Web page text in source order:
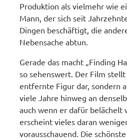
Produktion als vielmehr wie
Mann, der sich seit
Dingen beschäftigt, die
Nebensache abtun.
Gerade das macht „Finding
so sehenswert. Der Film
entfernte Figur dar, sondern
viele Jahre hinweg an
auch wenn er dafür belächelt
erscheint vieles daran
vorausschauend. Die